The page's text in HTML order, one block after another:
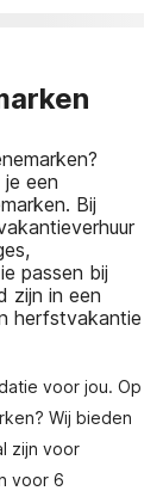
een
Bij
passen bij
zijn in een
herfstvakantie
voor jou. Op
Wij bieden
zijn voor
voor 6